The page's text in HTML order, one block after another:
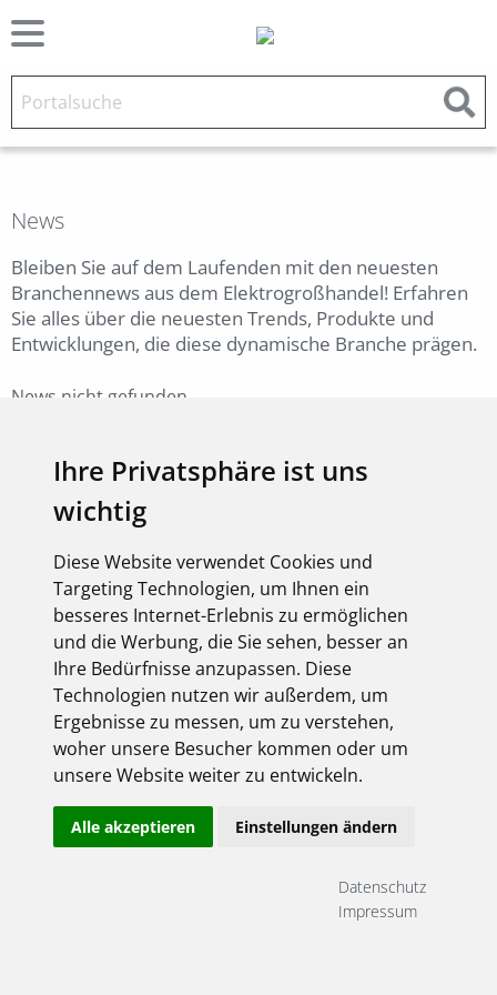
Ihre Privatsphäre ist uns
wichtig
Diese Website verwendet Cookies und
Targeting Technologien, um Ihnen ein
besseres Internet-Erlebnis zu ermöglichen
und die Werbung, die Sie sehen, besser an
Ihre Bedürfnisse anzupassen. Diese
Technologien nutzen wir außerdem, um
Ergebnisse zu messen, um zu verstehen,
woher unsere Besucher kommen oder um
unsere Website weiter zu entwickeln.
Alle akzeptieren Einstellungen ändern
Datenschutz
Impressum
News
Bleiben Sie auf dem Laufenden mit den neuesten
Branchennews aus dem Elektrogroßhandel! Erfahren
Sie alles über die neuesten Trends, Produkte und
Entwicklungen, die diese dynamische Branche prägen.
News nicht gefunden.
elektroforum 2.2025
Ihr Elektro-Magazin
Das Forum für Industrie,
Dienstleister & Institutionen
Inklusive aller FEGIME
Großhändler auf einen Blick!
Impressum